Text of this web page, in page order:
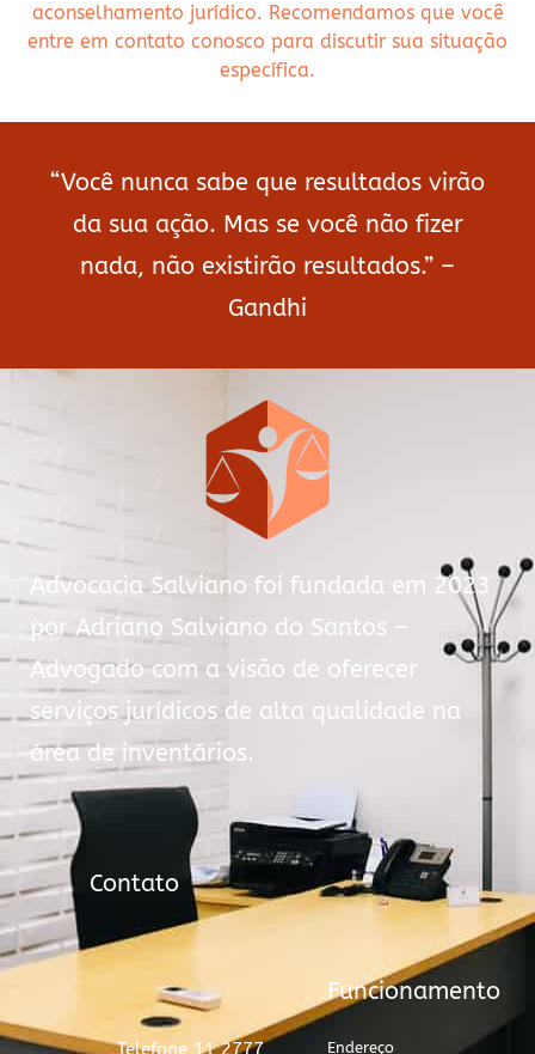
aconselhamento jurídico. Recomendamos que você
entre em contato conosco para discutir sua situação
específica.
“Você nunca sabe que resultados virão
da sua ação. Mas se você não fizer
nada, não existirão resultados.” –
Gandhi
Advocacia Salviano foi fundada em 2023
por Adriano Salviano do Santos –
Advogado com a visão de oferecer
serviços jurídicos de alta qualidade na
área de inventários.
Contato
Telefone 11 2777
Funcionamento
Endereço